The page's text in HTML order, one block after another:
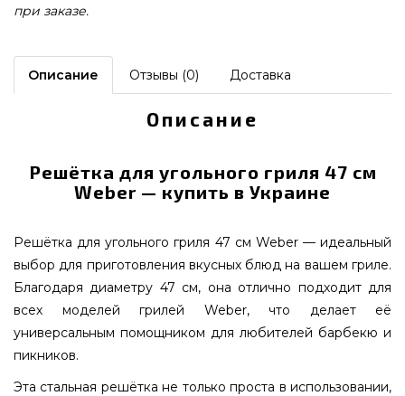
при заказе.
Описание Отзывы (0) Доставка
Описание
Решётка для угольного гриля 47 см
Weber — купить в Украине
Решётка для угольного гриля 47 см Weber — идеальный
выбор для приготовления вкусных блюд на вашем гриле.
Благодаря диаметру 47 см, она отлично подходит для
всех моделей грилей Weber, что делает её
универсальным помощником для любителей барбекю и
пикников.
Эта стальная решётка не только проста в использовании,